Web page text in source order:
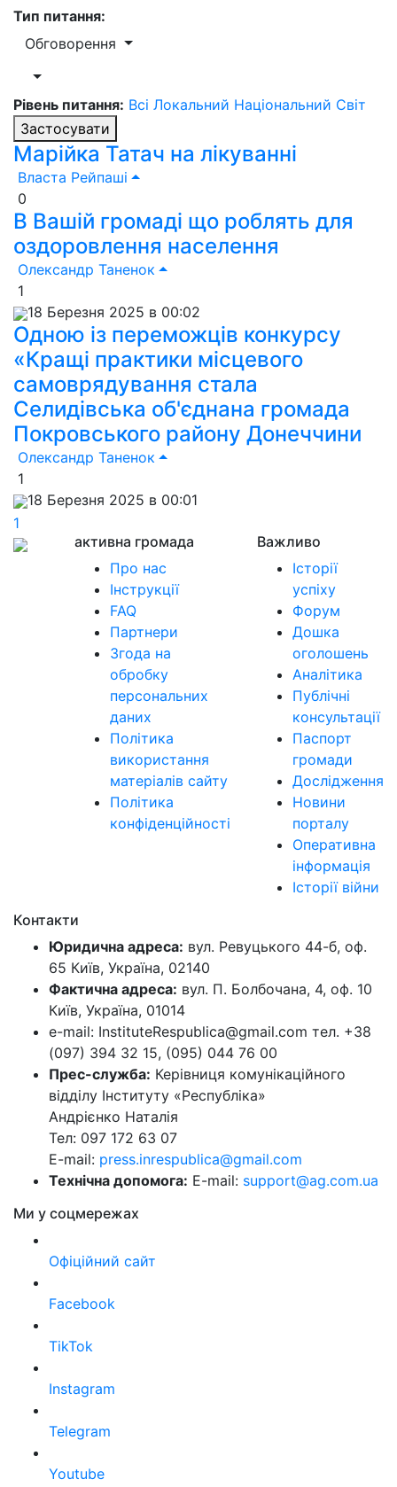
Тип питання:
Обговорення
Рівень питання: Всі Локальний Національний Світ
Застосувати
Марійка Татач на лікуванні
Власта Рейпаші
0
В Вашій громаді що роблять для
оздоровлення населення
Олександр Таненок
1
18 Березня 2025 в 00:02
Одною із переможців конкурсу
«Кращі практики місцевого
самоврядування стала
Селидівська об'єднана громада
Покровського району Донеччини
Олександр Таненок
1
18 Березня 2025 в 00:01
1
активна громада
Про нас
Інструкції
FAQ
Партнери
Згода на
обробку
персональних
даних
Політика
використання
матеріалів сайту
Політика
конфіденційності
Важливо
Історії
успіху
Форум
Дошка
оголошень
Аналітика
Публічні
консультації
Паспорт
громади
Дослідження
Новини
порталу
Оперативна
інформація
Історії війни
Контакти
Юридична адреса: вул. Ревуцького 44-б, оф.
65 Київ, Україна, 02140
Фактична адреса: вул. П. Болбочана, 4, оф. 10
Київ, Україна, 01014
e-mail: InstituteRespublica@gmail.com тел. +38
(097) 394 32 15, (095) 044 76 00
Прес-служба: Керівниця комунікаційного
відділу Інституту «Республіка»
Андрієнко Наталія
Тел: 097 172 63 07
E-mail: press.inrespublica@gmail.com
Технічна допомога: E-mail: support@ag.com.ua
Ми у соцмережах
Офіційний сайт
Facebook
TikTok
Instagram
Telegram
Youtube